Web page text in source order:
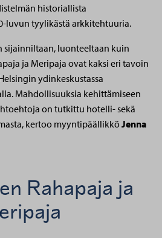
historiallista
luvun tyylikästä arkkitehtuuria.
sijainniltaan, luonteeltaan kuin
ja Meripaja ovat kaksi eri tavoin
ydinkeskustassa
Mahdollisuuksia kehittämiseen
on tutkittu hotelli- sekä
kertoo myyntipäällikköJenna
Rahapaja ja